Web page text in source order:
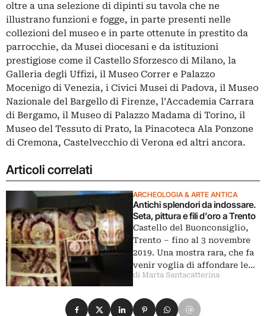
oltre a una selezione di dipinti su tavola che ne
illustrano funzioni e fogge, in parte presenti nelle
collezioni del museo e in parte ottenute in prestito da
parrocchie, da Musei diocesani e da istituzioni
prestigiose come il Castello Sforzesco di Milano, la
Galleria degli Uffizi, il Museo Correr e Palazzo
Mocenigo di Venezia, i Civici Musei di Padova, il Museo
Nazionale del Bargello di Firenze, l’Accademia Carrara
di Bergamo, il Museo di Palazzo Madama di Torino, il
Museo del Tessuto di Prato, la Pinacoteca Ala Ponzone
di Cremona, Castelvecchio di Verona ed altri ancora.
Articoli correlati
ARCHEOLOGIA & ARTE ANTICA
Antichi splendori da indossare.
Seta, pittura e fili d’oro a Trento
Castello del Buonconsiglio,
Trento – fino al 3 novembre
2019. Una mostra rara, che fa
venir voglia di affondare le…
di Marta Santacatterina
Condividi su Facebook
Condividi su X
Condividi su LinkedIn
Condividi su Pinterest
Condividi su WhatsApp
Condividi su Email